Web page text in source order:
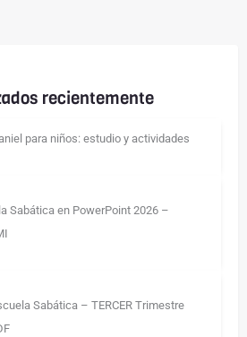
recientemente
para niños: estudio y actividades
Sabática en PowerPoint 2026 –
Sabática – TERCER Trimestre